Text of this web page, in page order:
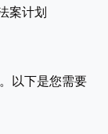
案计划
以下是您需要